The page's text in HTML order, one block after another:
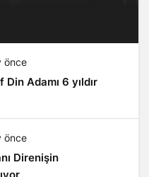
Adamı 6 yıldır
Direnişin